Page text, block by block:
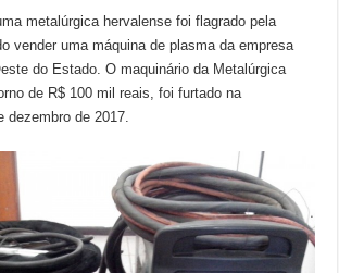
metalúrgica hervalense foi flagrado pela
vender uma máquina de plasma da empresa
do Estado. O maquinário da Metalúrgica
de R$ 100 mil reais, foi furtado na
dezembro de 2017.